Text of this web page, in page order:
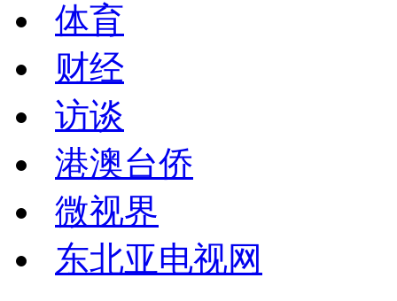
体育
财经
访谈
港澳台侨
微视界
东北亚电视网